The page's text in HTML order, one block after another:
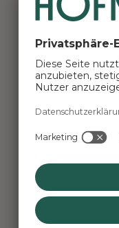
HOFMANNs To
und einer